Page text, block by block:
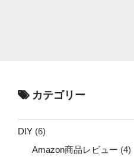
カテゴリー
DIY (6)
Amazon商品レビュー (4)